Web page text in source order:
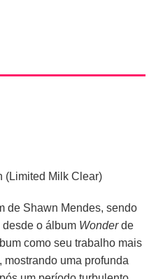
(Limited Milk Clear)
de Shawn Mendes, sendo
o álbum Wonderde
como seu trabalho mais
mostrando uma profunda